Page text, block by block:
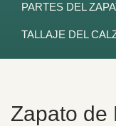
PARTES DEL
TALLAJE DEL
Zapato de